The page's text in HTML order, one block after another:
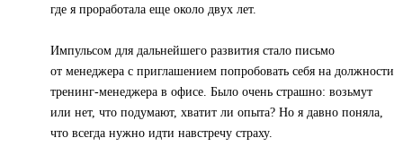
где я проработала еще около двух лет.
Импульсом для дальнейшего развития стало письмо
от менеджера с приглашением попробовать себя на должности
тренинг-менеджера в офисе. Было очень страшно: возьмут
или нет, что подумают, хватит ли опыта? Но я давно поняла,
что всегда нужно идти навстречу страху.